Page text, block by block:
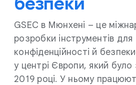
GSEC в Мюнхені – це
розробки інструментів для
конфіденційності й
у центрі Європи, який
2019 році. У ньому